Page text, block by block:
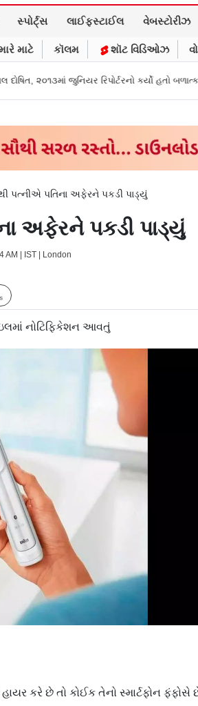
સ્પોર્ટ્સ લાઈફસ્ટાઈલ વેબસ્ટોરીઝ
માટે કૉલમ શૉટ વિડિઓઝ
કર્યો હતો બળાત્કાર કેજરીવાલનું
પત્નીએ પતિના અફેરને પકડી પાડ્યું
અફેરને પકડી પાડ્યું
AM | IST | London
નોટિફિકેશન આવતું
કરે છે તો કોઈક તેનો સ્માર્ટફોન ફંફોસે